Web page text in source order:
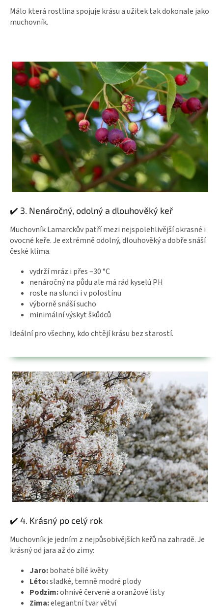
Málo která rostlina spojuje krásu a užitek tak dokonale jako
muchovník.
✔️ 3. Nenáročný, odolný a dlouhověký keř
Muchovník Lamarckův patří mezi nejspolehlivější okrasné i
ovocné keře. Je extrémně odolný, dlouhověký a dobře snáší
české klima.
vydrží mráz i přes –30 °C
nenáročný na půdu ale má rád kyselú PH
roste na slunci i v polostínu
výborně snáší sucho
minimální výskyt škůdců
Ideální pro všechny, kdo chtějí krásu bez starostí.
✔️ 4. Krásný po celý rok
Muchovník je jedním z nejpůsobivějších keřů na zahradě. Je
krásný od jara až do zimy:
Jaro:bohaté bílé květy
Léto:sladké, temně modré plody
Podzim:ohnivě červené a oranžové listy
Zima:elegantní tvar větví